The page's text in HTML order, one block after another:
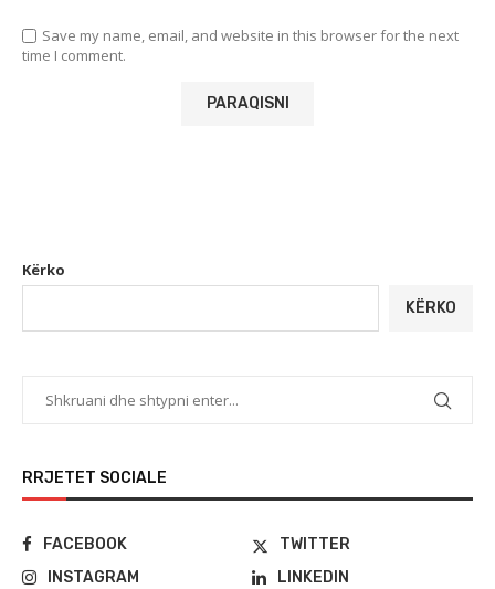
Save my name, email, and website in this browser for the next
time I comment.
Kërko
KËRKO
RRJETET SOCIALE
FACEBOOK
TWITTER
INSTAGRAM
LINKEDIN